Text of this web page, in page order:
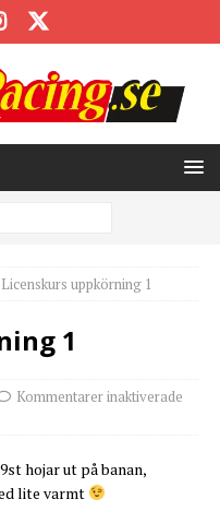
Licenskurs uppkörning 1
1
Kommentarer inaktiverade
hojar ut på banan,
lite varmt